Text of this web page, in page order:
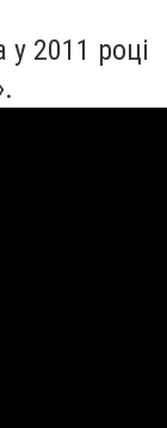
2011 році